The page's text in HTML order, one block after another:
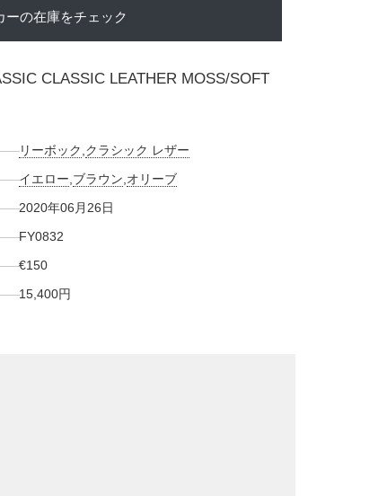
ーの在庫をチェック
CLASSIC LEATHER MOSS/SOFT
リーボック クラシック レザー
イエロー ブラウン オリーブ
2020年06月26日
FY0832
‎€150
15,400円